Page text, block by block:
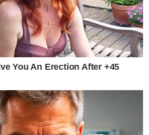
You An Erection After +45